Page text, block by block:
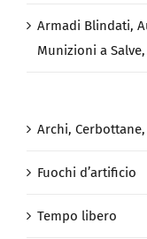
Armadi Blindati,
Munizioni a
Archi,
Fuochi d’artificio
Tempo libero